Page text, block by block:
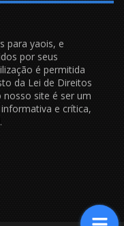
para yaois, e
por seus
é permitida
da Lei de Direitos
site é ser um
e crítica,